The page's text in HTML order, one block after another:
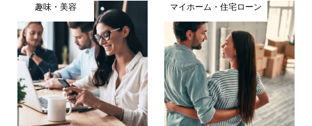
趣味・美容 マイホーム・住宅ローン